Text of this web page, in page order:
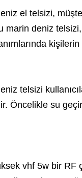
el telsizi,
marin deniz
telsizi
Öncelikle su
vhf 5w bir RF